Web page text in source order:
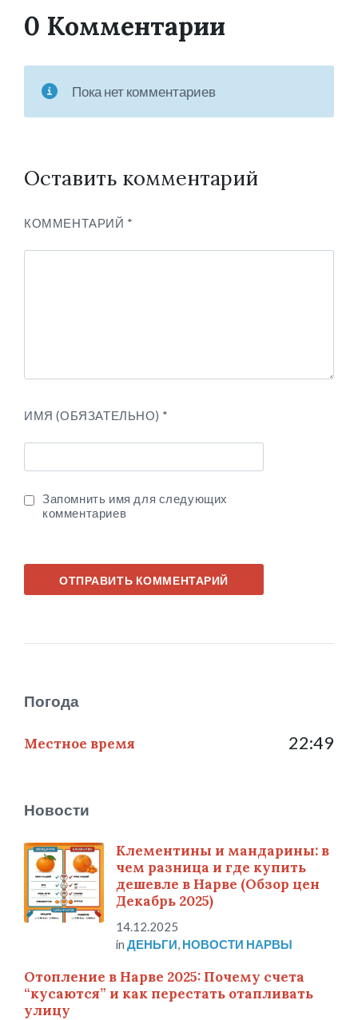
0 Комментарии
Пока нет комментариев
Оставить комментарий
КОММЕНТАРИЙ *
ИМЯ (ОБЯЗАТЕЛЬНО) *
Запомнить имя для следующих
комментариев
Погода
Местное время 22:49
Новости
Клементины и мандарины: в
чем разница и где купить
дешевле в Нарве (Обзор цен
Декабрь 2025)
14.12.2025
in ДЕНЬГИ НОВОСТИ НАРВЫ
Отопление в Нарве 2025: Почему счета
“кусаются” и как перестать отапливать
улицу